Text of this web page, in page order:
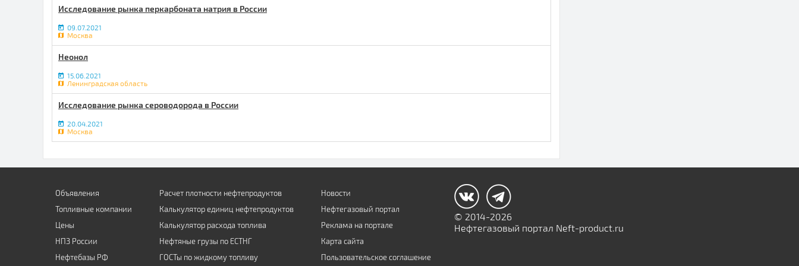
Исследование рынка перкарбоната натрия в России
09.07.2021
Москва
Неонол
15.06.2021
Ленинградская область
Исследование рынка сероводорода в России
20.04.2021
Москва
Объявления
Топливные компании
Цены
НПЗ России
Нефтебазы РФ
Расчет плотности нефтепродуктов
Калькулятор единиц нефтепродуктов
Калькулятор расхода топлива
Нефтяные грузы по ЕСТНГ
ГОСТы по жидкому топливу
Новости
Нефтегазовый портал
Реклама на портале
Карта сайта
Пользовательское соглашение
© 2014-2026
Нефтегазовый портал Neft-product.ru